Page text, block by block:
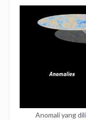
Anomali yang